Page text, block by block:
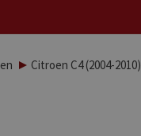
Citroen C4 (2004-2010)